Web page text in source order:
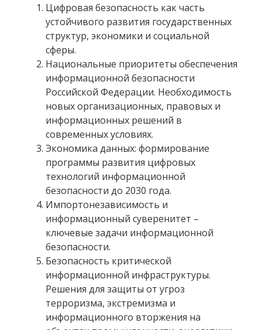
Цифровая безопасность как часть
устойчивого развития государственных
структур, экономики и социальной
сферы.
Национальные приоритеты обеспечения
информационной безопасности
Российской Федерации. Необходимость
новых организационных, правовых и
информационных решений в
современных условиях.
Экономика данных: формирование
программы развития цифровых
технологий информационной
безопасности до 2030 года.
Импортонезависимость и
информационный суверенитет –
ключевые задачи информационной
безопасности.
Безопасность критической
информационной инфраструктуры.
Решения для защиты от угроз
терроризма, экстремизма и
информационного вторжения на